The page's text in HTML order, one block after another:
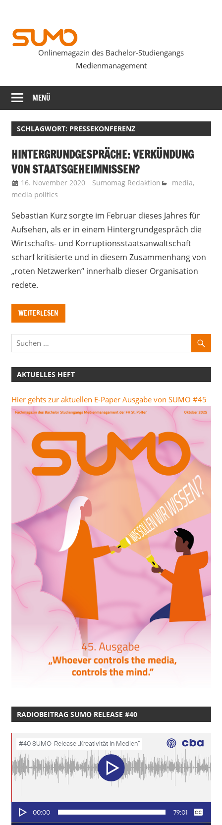
springen
SUMOmag
Onlinemagazin des Bachelor-Studiengangs
Medienmanagement
MENÜ
SCHLAGWORT: PRESSEKONFERENZ
HINTERGRUNDGESPRÄCHE: VERKÜNDUNG
VON STAATSGEHEIMNISSEN?
16. November 2020 Sumomag Redaktion media,
media politics
Sebastian Kurz sorgte im Februar dieses Jahres für
Aufsehen, als er in einem Hintergrundgespräch die
Wirtschafts- und Korruptionsstaatsanwaltschaft
scharf kritisierte und in diesem Zusammenhang von
„roten Netzwerken“ innerhalb dieser Organisation
redete.
WEITERLESEN
AKTUELLES HEFT
Hier gehts zur aktuellen E-Paper Ausgabe von SUMO #45
RADIOBEITRAG SUMO RELEASE #40